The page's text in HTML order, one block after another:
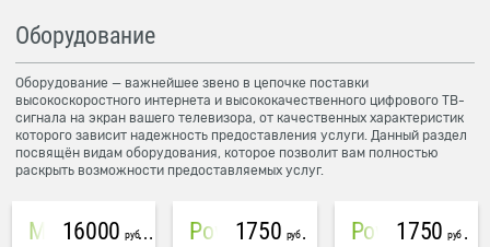
Оборудование
Оборудование — важнейшее звено в цепочке поставки
высокоскоростного интернета и высококачественного цифрового ТВ-
сигнала на экран вашего телевизора, от качественных характеристик
которого зависит надежность предоставления услуги. Данный раздел
посвящён видам оборудования, которое позволит вам полностью
раскрыть возможности предоставляемых услуг.
Mesh система TP-Link Deco M4 (3 устройства)
16000 руб PowerLine Tenda PH6
1750 руб PowerLine TP-Link AV600
1750 руб